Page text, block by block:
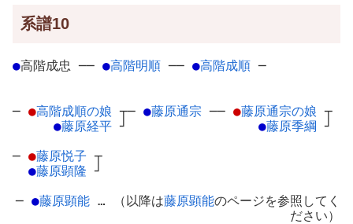
系譜10
●高階成忠 ── ●高階明順 ── ●高階成順 ─
─ ●高階成順の娘 ┬
●藤原経平 ┘
─ ●藤原通宗 ── ●藤原通宗の娘 ┬
●藤原季綱 ┘
─ ●藤原悦子 ┬
●藤原顕隆 ┘
─ ●藤原顕能 … （以降は藤原顕能のページを参照してく
ださい）